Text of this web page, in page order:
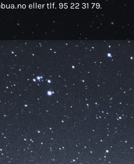
eller tlf. 95 22 31 79.